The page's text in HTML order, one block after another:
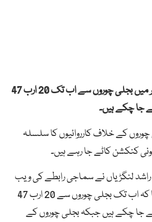
اسلام آباد: ملک بھر میں بجلی چوروں سے اب تک 20 ارب 47
جا چکے ہیں۔
کے خلاف کارروائیوں کا سلسلہ
کنکشن کاٹے جا رہے ہیں۔
راشد لنگڑیاں نے سماجی رابطے کی ویب
سائٹ ایکس پر لکھا کہ اب تک بجلی چوروں سے 20 ارب 47
جا چکے ہیں جبکہ بجلی چوروں کے